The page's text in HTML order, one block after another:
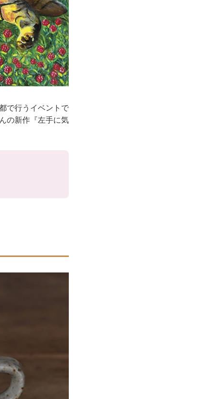
で行うイベントで
の新作『左手に気